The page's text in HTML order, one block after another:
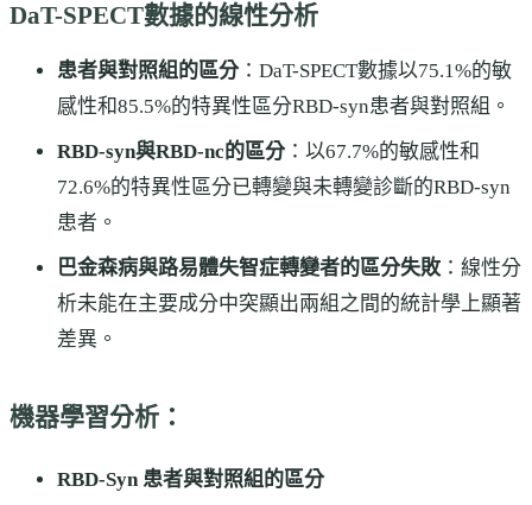
DaT-SPECT數據的線性分析
患者與對照組的區分：DaT-SPECT數據以75.1%的敏
感性和85.5%的特異性區分RBD-syn患者與對照組。
RBD-syn與RBD-nc的區分：以67.7%的敏感性和
72.6%的特異性區分已轉變與未轉變診斷的RBD-syn
患者。
巴金森病與路易體失智症轉變者的區分失敗 ：線性分
析未能在主要成分中突顯出兩組之間的統計學上顯著
差異。
機器學習分析：
RBD-Syn 患者與對照組的區分